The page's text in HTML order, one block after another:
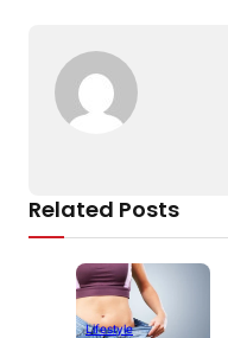
Related Posts
Lifestyle